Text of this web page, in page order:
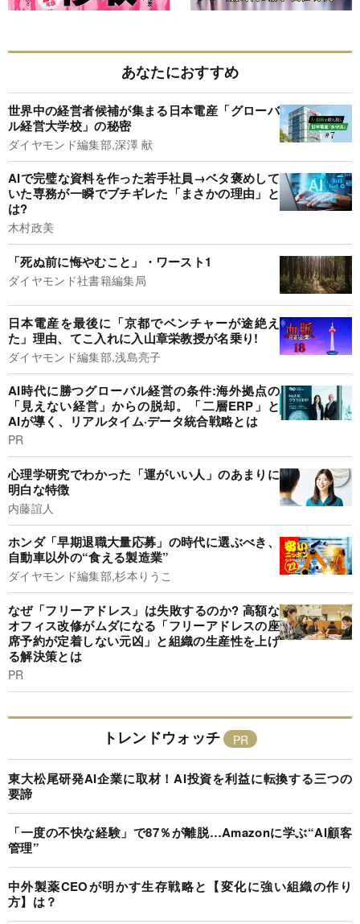
あなたにおすすめ
世界中の経営者候補が集まる日本電産「グローバ
ル経営大学校」の秘密
ダイヤモンド編集部,深澤 献
AIで完璧な資料を作った若手社員→ベタ褒めして
いた専務が一瞬でブチギレた「まさかの理由」と
は?
木村政美
「死ぬ前に悔やむこと」・ワースト1
ダイヤモンド社書籍編集局
日本電産を最後に「京都でベンチャーが途絶え
た」理由、てこ入れに入山章栄教授が名乗り!
ダイヤモンド編集部,浅島亮子
AI時代に勝つグローバル経営の条件:海外拠点の
「見えない経営」からの脱却。「二層ERP」と
AIが導く、リアルタイム·データ統合戦略とは
PR
心理学研究でわかった「運がいい人」のあまりに
明白な特徴
内藤誼人
ホンダ「早期退職大量応募」の時代に選ぶべき、
自動車以外の“食える製造業”
ダイヤモンド編集部,杉本りうこ
なぜ「フリーアドレス」は失敗するのか? 高額な
オフィス改修がムダになる「フリーアドレスの座
席予約が定着しない元凶」と組織の生産性を上げ
る解決策とは
PR
トレンドウォッチ
東大松尾研発AI企業に取材！AI投資を利益に転換する三つの
要諦
「一度の不快な経験」で87％が離脱…Amazonに学ぶ“AI顧客
管理”
中外製薬CEOが明かす生存戦略と【変化に強い組織の作り
方】は？